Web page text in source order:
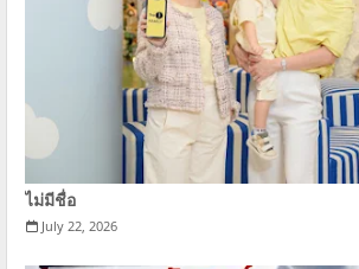
ไม่มีชื่อ
July 22, 2026